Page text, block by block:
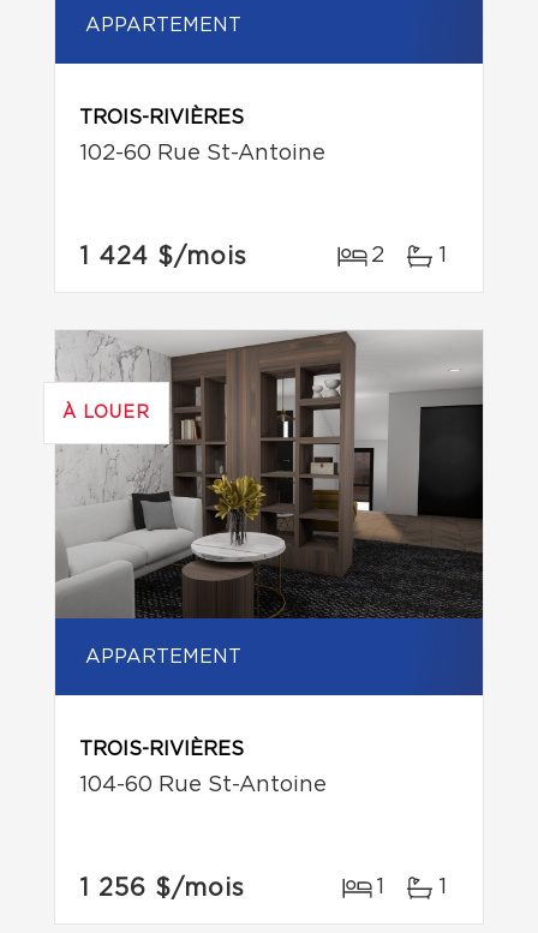
APPARTEMENT
TROIS-RIVIÈRES
102-60 Rue St-Antoine
1 424 $/mois 2 1
À LOUER
APPARTEMENT
TROIS-RIVIÈRES
104-60 Rue St-Antoine
1 256 $/mois 1 1